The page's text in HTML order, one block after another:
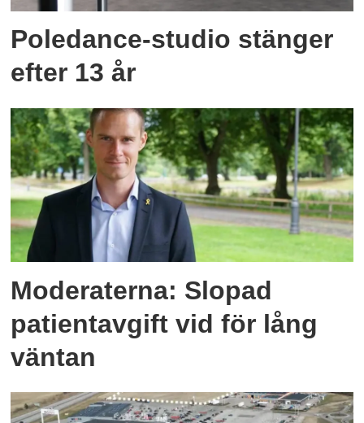
Poledance-studio stänger
efter 13 år
Moderaterna: Slopad
patientavgift vid för lång
väntan